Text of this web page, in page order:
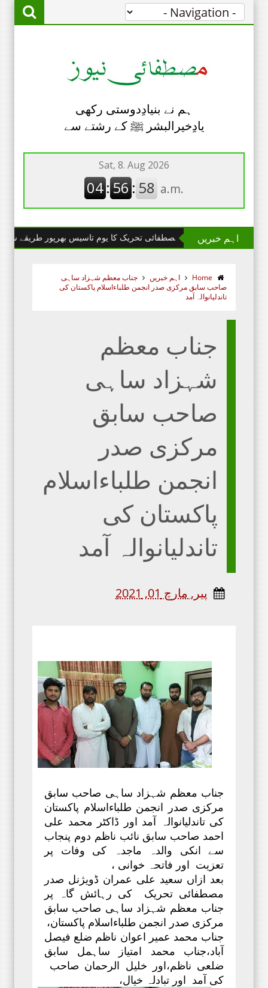
ہم نے بنیادِدوستی رکھی
یادِخیرالبشر ﷺ کے رشتے سے
اہم خبریں
چھانگا مانگا : مصطفائی تحریک کا یوم تاسیس بھرپور طریقے سے منایا گیا۔
Home اہم خبریں
جناب معظم شہزاد ساہی
صاحب سابق مرکزی صدر انجمن طلباءاسلام پاکستان کی
تاندلیانوالہ آمد
جناب معظم
شہزاد ساہی
صاحب سابق
مرکزی صدر
انجمن طلباءاسلام
پاکستان کی
تاندلیانوالہ آمد
پیر, مارچ 01, 2021
جناب معظم شہزاد ساہی صاحب سابق
مرکزی صدر انجمن طلباءاسلام پاکستان
کی تاندلیانوالہ آمد اور ڈاکٹر محمد علی
احمد صاحب سابق نائب ناظم دوم پنجاب
سے انکی والدہ ماجدہ کی وفات پر
تعزیت اور فاتحہ خوانی ،
بعد ازاں سعید علی عمران ڈویژنل صدر
مصطفائی تحریک کی رہائش گاہ پر
جناب معظم شہزاد ساہی صاحب سابق
مرکزی صدر انجمن طلباءاسلام پاکستان،
جناب محمد عمیر اعوان ناظم ضلع فیصل
آباد،جناب محمد امتیاز ساہمل سابق
ضلعی ناظم،اور خلیل الرحمان صاحب
کی آمد اور تبادلہ خیال،